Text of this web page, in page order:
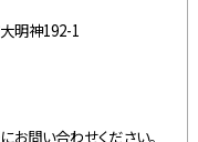
明神192-1
お問い合わせください。